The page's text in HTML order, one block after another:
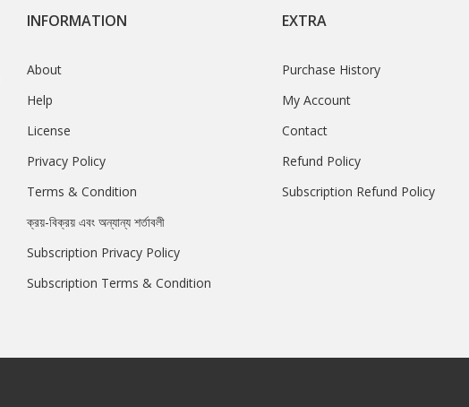
INFORMATION
About
Help
License
Privacy Policy
Terms & Condition
ক্রয়-বিক্রয় এবং অন্যান্য শর্তাবলী
Subscription Privacy Policy
Subscription Terms & Condition
EXTRA
Purchase History
My Account
Contact
Refund Policy
Subscription Refund Policy